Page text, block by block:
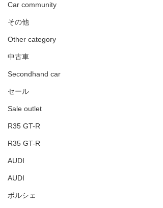
Car community
その他
Other category
中古車
Secondhand car
セール
Sale outlet
R35 GT-R
R35 GT-R
AUDI
AUDI
ポルシェ